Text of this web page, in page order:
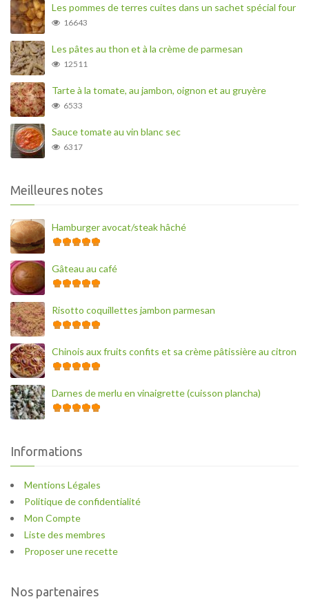
Les pommes de terres cuites dans un sachet spécial four
16643
Les pâtes au thon et à la crème de parmesan
12511
Tarte à la tomate, au jambon, oignon et au gruyère
6533
Sauce tomate au vin blanc sec
6317
Meilleures notes
Hamburger avocat/steak hâché
Gâteau au café
Risotto coquillettes jambon parmesan
Chinois aux fruits confits et sa crème pâtissière au citron
Darnes de merlu en vinaigrette (cuisson plancha)
Informations
Mentions Légales
Politique de confidentialité
Mon Compte
Liste des membres
Proposer une recette
Nos partenaires